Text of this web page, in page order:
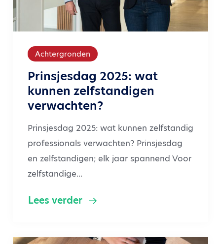
Achtergronden
Prinsjesdag 2025: wat
kunnen zelfstandigen
verwachten?
Prinsjesdag 2025: wat kunnen zelfstandig
professionals verwachten? Prinsjesdag
en zelfstandigen; elk jaar spannend Voor
zelfstandige...
Lees verder